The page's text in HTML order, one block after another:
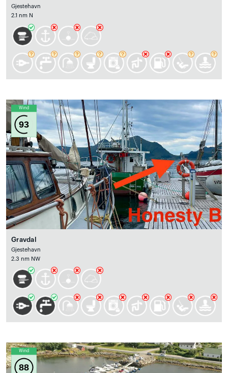
Gjestehavn
2.1 nm N
Wind
93
Gravdal
Gjestehavn
2.3 nm NW
Wind
88